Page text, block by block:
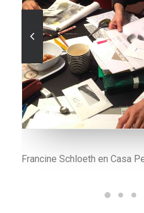
Peter Vermenderer